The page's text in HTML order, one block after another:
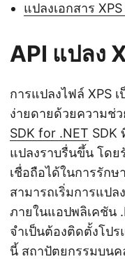
แปลงเอกสาร
API แปลง
การแปลงไฟล์ XPS
ง่ายดายด้วยความช่ว
SDK for .NET SDK
แปลงราบรื่นขึ้น โด
เชื่อถือได้ในการรัก
สามารถเริ่มการแปล
ภายในแอปพลิเคชัน
จำเป็นต้องติดตั้งโป
นี้ สถาปัตยกรรมบนค